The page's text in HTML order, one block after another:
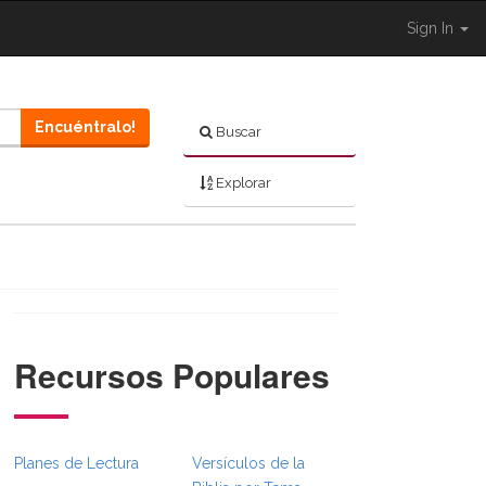
Sign In
Buscar
Explorar
Encuéntralo!
}} }} }}
Recursos Populares
Planes de Lectura
Versículos de la